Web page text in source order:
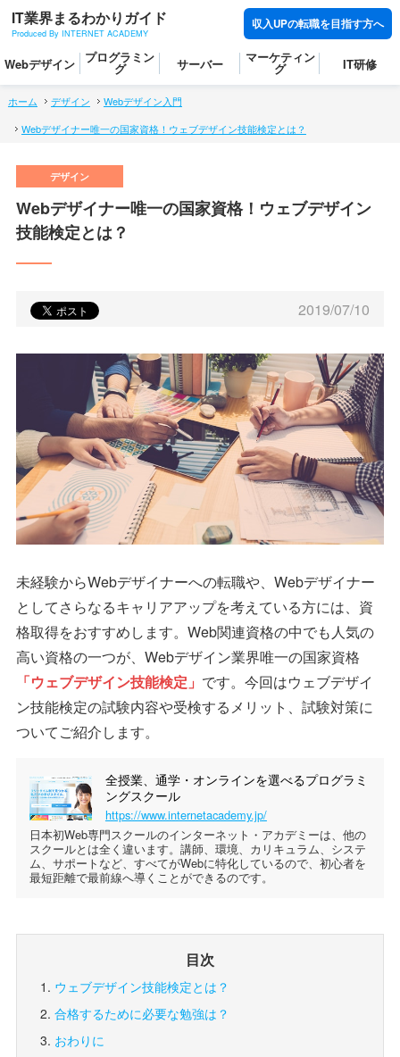
IT業界まるわかりガイド
Produced By INTERNET ACADEMY
収入UPの転職を目指す方へ
Webデザイン プログラミン
グ サーバー マーケティン
グ IT研修
ホーム デザイン
Webデザイン入門
Webデザイナー唯一の国家資格！ウェブデザイン技能検定とは？
Webデザイナー唯一の国家資格！ウェブデザイン
技能検定とは？
2019/07/10
未経験からWebデザイナーへの転職や、Webデザイナー
としてさらなるキャリアアップを考えている方には、資
格取得をおすすめします。Web関連資格の中でも人気の
高い資格の一つが、Webデザイン業界唯一の国家資格
「ウェブデザイン技能検定」 です。今回はウェブデザイ
ン技能検定の試験内容や受検するメリット、試験対策に
ついてご紹介します。
全授業、通学・オンラインを選べるプログラミ
ングスクール
https://www.internetacademy.jp/
日本初Web専門スクールのインターネット・アカデミーは、他の
スクールとは全く違います。講師、環境、カリキュラム、システ
ム、サポートなど、すべてがWebに特化しているので、初心者を
最短距離で最前線へ導くことができるのです。
目次
ウェブデザイン技能検定とは？
合格するために必要な勉強は？
おわりに